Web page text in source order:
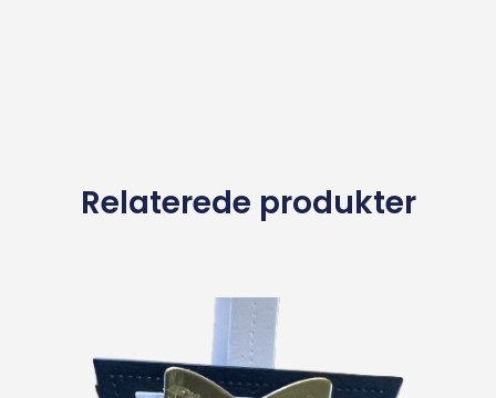
Relaterede produkter